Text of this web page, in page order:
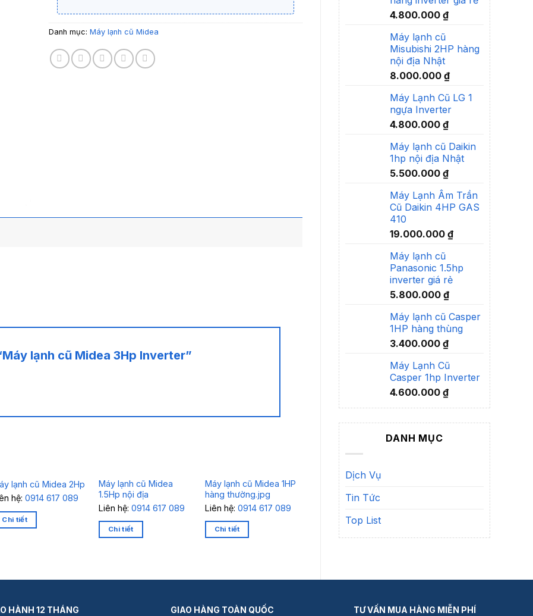
4.800.000 ₫
Máy lạnh cũ
Misubishi 2HP hàng
nội địa Nhật
8.000.000 ₫
Máy Lạnh Cũ LG 1
ngựa Inverter
4.800.000 ₫
Máy lạnh cũ Daikin
1hp nội địa Nhật
5.500.000 ₫
Máy Lạnh Âm Trần
Cũ Daikin 4HP GAS
410
19.000.000 ₫
Máy lạnh cũ
Panasonic 1.5hp
inverter giá rẻ
5.800.000 ₫
Máy lạnh cũ Casper
1HP hàng thùng
3.400.000 ₫
Máy Lạnh Cũ
Casper 1hp Inverter
4.600.000 ₫
DANH MỤC
Dịch Vụ
Tin Tức
Top List
Danh mục: Máy lạnh cũ Midea
lạnh cũ Midea 3Hp Inverter”
lạnh cũ Midea 2Hp
hệ:0914 617 089
Chi tiết
Máy lạnh cũ Midea
1.5Hp nội địa
Liên hệ:0914 617 089
Chi tiết
Máy lạnh cũ Midea 1HP
hàng thường.jpg
Liên hệ: 0914 617 089
Chi tiết
Máy lạnh cũ Midea 2
Liên hệ:
Chi tiết
Máy lạnh cũ Midea 3
0914 617 089
HÀNH 12 THÁNG GIAO HÀNG TOÀN QUỐC TƯ VẤN MUA HÀNG MIỄN PHÍ